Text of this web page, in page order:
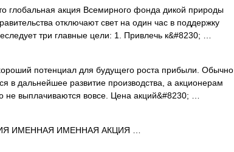
глобальная акция Всемирного фонда дикой природы
отключают свет на один час в поддержку
три главные цели: 1. Привлечь к&#8230; …
потенциал для будущего роста прибыли. Обычно
в дальнейшее развитие производства, а акционерам
выплачиваются вовсе. Цена акций&#8230; …
ИМЕННАЯ ИМЕННАЯ АКЦИЯ …